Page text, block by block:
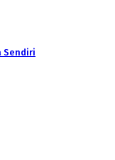
Sendiri